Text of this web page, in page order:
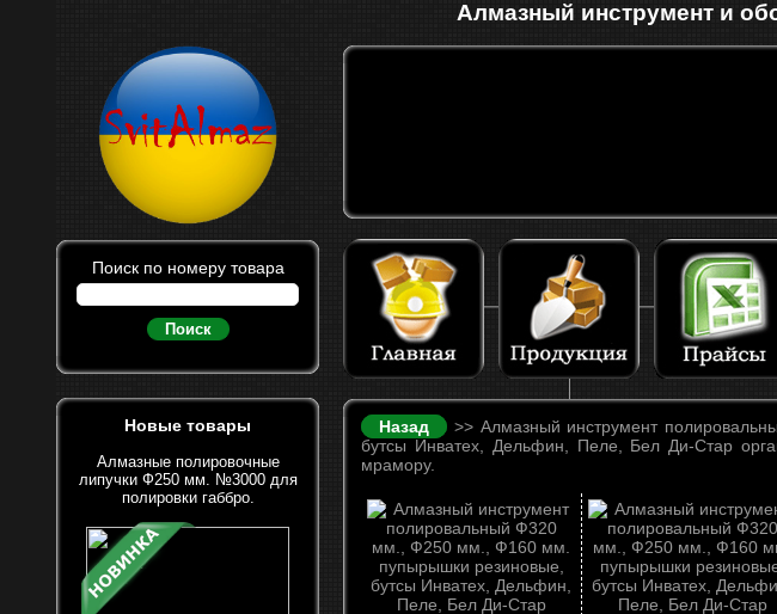
Алмазный инструмент и
Поиск по номеру товара
Поиск
Новые товары
Алмазные полировочные
липучки Ф250 мм. №3000 для
полировки габбро.
Назад
>> Алмазный инструмент
бутсы Инватех, Дельфин, Пеле, Бел Ди-Стар
мрамору.